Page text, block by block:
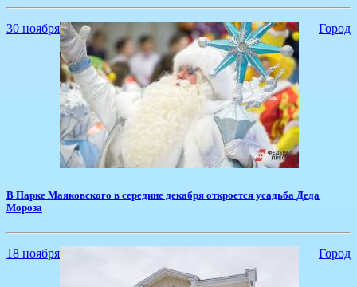
30 ноября Город
​В Парке Маяковского в середине декабря откроется усадьба Деда
Мороза
18 ноября Город